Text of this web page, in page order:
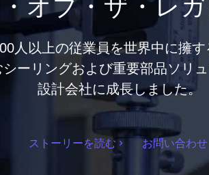
オブ・ザ・レ
人以上の従業員を世界中に擁
ーリングおよび重要部品ソリ
設計会社に成長しました。
ストーリーを読む お問い合わせ